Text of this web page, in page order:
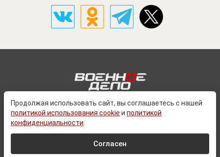
Продолжая использовать сайт, вы соглашаетесь с нашей
политикой использования cookie и политикой
конфиденциальности
Согласен
О ПРОЕКТЕ
ПОЛЬЗОВАТЕЛЬСКОЕ СОГЛАШЕНИЕ